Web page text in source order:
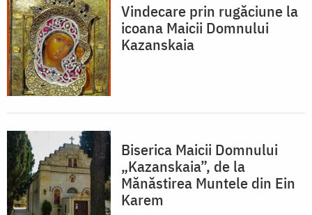
Vindecare prin rugăciune la
icoana Maicii Domnului
Kazanskaia
Biserica Maicii Domnului
„Kazanskaia”, de la
Mănăstirea Muntele din Ein
Karem